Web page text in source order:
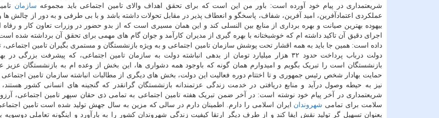
شریعتمداری در پیام خود آورده است: باور من این است که برای تحقق اهداف والای تامین اجتماعی باید مجموعه سازمان
عملکردی اعتمادآفرین، امید آفرین، شفاف، پاسخگو و انعطاف پذیر در مقابل تحولات داشته باشد و با بی طرفی و به دور از چالش ها
بیهوده بهترین صیانت و بهره برداری از منابع بین النسلی کند و این همان مسیری است که از بدو حضور در وزرات تعاون کار و رفاه
اجرای دقیق آن تاکید داشته ام که خوشبختانه با بهره گیری از مدیران کارآمد و جوان گام های مهمی برای تحقق آن برداشته شده
داده است: همین جا باید به همه اقشار تحت پوشش سازمان تامین اجتماعی و به ویژه بازنشستگان و مستمری بگیران تامین اجتماعی،
دولت درباب پرداخت حدود ۳۲ هزار میلیارد تومان از بدهی انباشته دولت به سازمان تامین اجتماعی، که پیشرفت بزرگی
بازنشستگان است را تبریک بگویم و امیدوارم همان گونه که باوجود همه دشواری ها، این بخش از وعده ام به بازنشستگان عزیز
حمایت بهادار شخص رئیس جمهوری و تا اختتام دوره فعالیت این دولت، بخش های دیگری از مطالبات انباشته سازمان تامین اجتماعی
نیز به حیطه وصول درآید و منابع دریافتی در خدمت زندگی عزتمندانه بازنشستگان گرانقدر که گنجینه های انسانی کشور هستند،
شریعتمداری در آخر پیام خود نوشته است: در آخر ضمن تبریک هفته تامین اجتماعی به تمامی ذی حقان سپهر تامین اجتماعی،
سلامت برای تمامی شهروندان ایران اسلامی را دارم. اطمینان دارم در سالی که مزین به سال جهش تولید شده است تامین
بعنوان تسهیل گر تولید نقش ایفا کند و از طرف دیگر ارتقا کیفیت زندگی شهروندان کشور را به بارآورد و اینگونه تعاملی دوسویه